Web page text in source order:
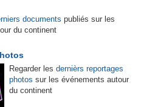
documents publiés sur les
du continent
Regarder les dernièrs reportages
photos sur les événements autour
du continent